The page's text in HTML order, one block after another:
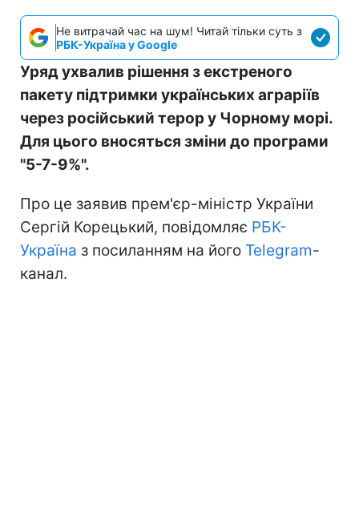
Не витрачай час на шум! Читай тільки суть з
РБК-Україна у Google
Уряд ухвалив рішення з екстреного
пакету підтримки українських аграріїв
через російський терор у Чорному морі.
Для цього вносяться зміни до програми
"5-7-9%".
Про це заявив прем'єр-міністр України
Сергій Корецький, повідомляє РБК-
Україна з посиланням на його Telegram-
канал.